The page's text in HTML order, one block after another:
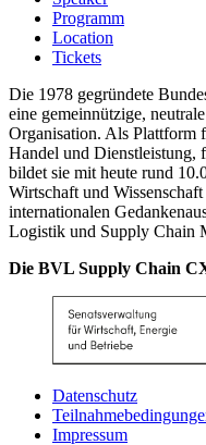
Programm
Location
Tickets
Die 1978 gegründete
eine gemeinnützige,
Organisation. Als Plattform
Handel und Dienstleistung,
bildet sie mit heute rund
Wirtschaft und
internationalen
Logistik und Supply Chain
Die BVL Supply Chain
Datenschutz
Impressum